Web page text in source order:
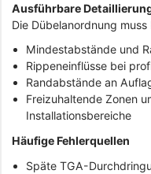
Ausführbare
Die Dübelanordnung
Mindestabstände und
Rippeneinflüsse bei
Randabstände an
Freizuhaltende Zonen
Installationsbereiche
Häufige Fehlerquellen
Späte TGA-